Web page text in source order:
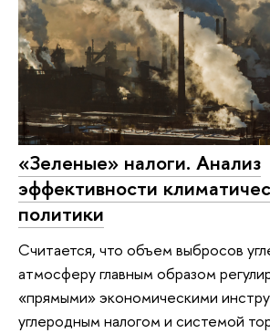
«Зеленые» налоги. Анализ
эффективности
политики
Считается, что объем выбросов
атмосферу главным образом
«прямыми» экономическими
углеродным налогом и системой